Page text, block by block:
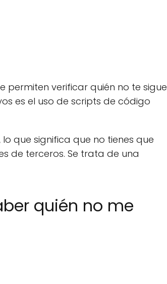
permiten verificar quién no te sigue
es el uso de scripts de código
que significa que no tienes que
de terceros. Se trata de una
quién no me